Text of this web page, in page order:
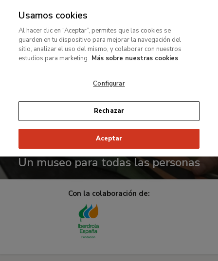
MENÚ
contenido
principal
exclusivamente
decorativo
Tocar para ver
Un museo para todas las personas
Con la colaboración de:
Usamos cookies
Al hacer clic en “Aceptar”, permites que las cookies se
guarden en tu dispositivo para mejorar la navegación del
sitio, analizar el uso del mismo, y colaborar con nuestros
estudios para marketing. Más sobre nuestras cookies
Configurar
Rechazar
Aceptar